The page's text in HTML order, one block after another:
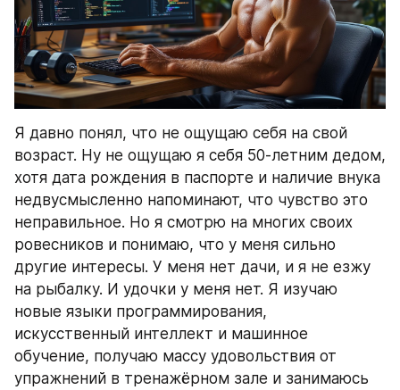
Я давно понял, что не ощущаю себя на свой
возраст. Ну не ощущаю я себя 50-летним дедом,
хотя дата рождения в паспорте и наличие внука
недвусмысленно напоминают, что чувство это
неправильное. Но я смотрю на многих своих
ровесников и понимаю, что у меня сильно
другие интересы. У меня нет дачи, и я не езжу
на рыбалку. И удочки у меня нет. Я изучаю
новые языки программирования,
искусственный интеллект и машинное
обучение, получаю массу удовольствия от
упражнений в тренажёрном зале и занимаюсь